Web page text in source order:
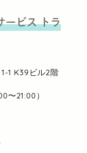
ービストラ
1 K39ビル2階
〜21:00）